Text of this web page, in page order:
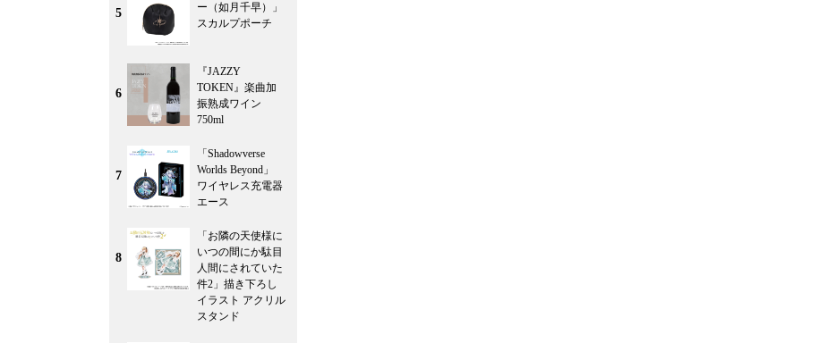
5
ー（如月千早）」
スカルプポーチ
6
『JAZZY
TOKEN』楽曲加
振熟成ワイン
750ml
7
「Shadowverse
Worlds Beyond」
ワイヤレス充電器
エース
8
「お隣の天使様に
いつの間にか駄目
人間にされていた
件2」描き下ろし
イラスト アクリル
スタンド